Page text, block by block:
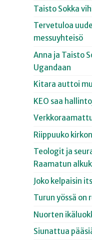
Taisto Sokka
Tervetuloa
messuyhteisö
Anna ja Taisto
Ugandaan
Kitara auttoi
KEO saa
Riippuuko
Teologit ja
Raamatun
Joko kelpaisin
Turun yössä
Nuorten
Siunattua